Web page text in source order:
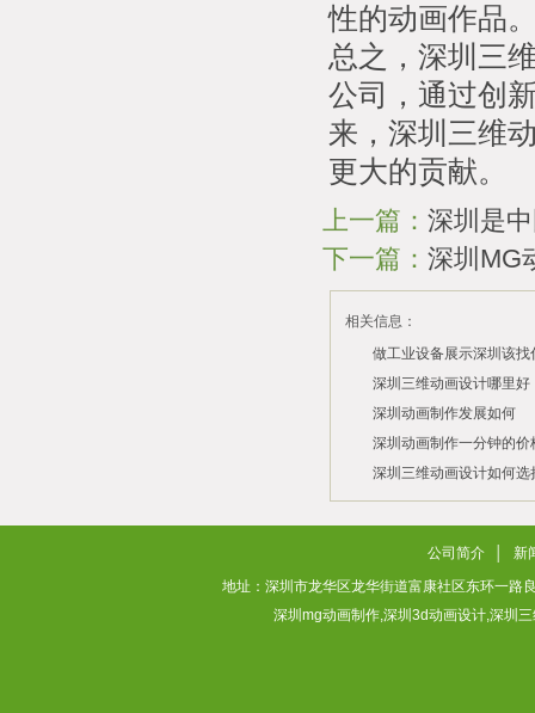
性的动画作品
总之，深圳三
公司，通过创
来，深圳三维
更大的贡献。
上一篇： 深圳是
下一篇： 深圳MG
相关信息：
做工业设备展示深圳该
司？
2026/07/21
深圳三维动画设计哪里好
2026/03/10
深圳动画制作发展如何
2026/03/03
深圳动画制作一分钟的价
2026/02/28
深圳三维动画设计如何选
2026/02/02
公司简介
新
地址：深圳市龙华区龙华街道富康社区东环一
深圳mg动画制作,深圳3d动画设计,深圳